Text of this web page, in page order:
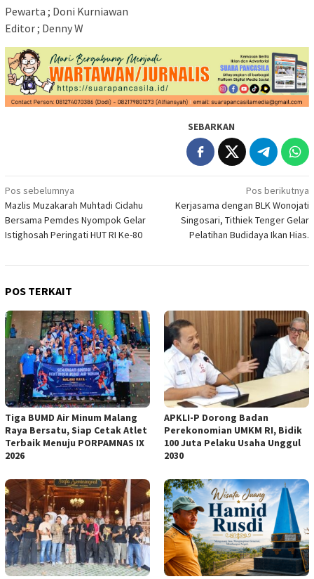
Pewarta ; Doni Kurniawan
Editor ; Denny W
SEBARKAN
Navigasi
pos
Pos sebelumnya
Mazlis Muzakarah Muhtadi Cidahu
Bersama Pemdes Nyompok Gelar
Istighosah Peringati HUT RI Ke-80
Pos berikutnya
Kerjasama dengan BLK Wonojati
Singosari, Tithiek Tenger Gelar
Pelatihan Budidaya Ikan Hias.
POS TERKAIT
Tiga BUMD Air Minum Malang
Raya Bersatu, Siap Cetak Atlet
Terbaik Menuju PORPAMNAS IX
2026
APKLI-P Dorong Badan
Perekonomian UMKM RI, Bidik
100 Juta Pelaku Usaha Unggul
2030